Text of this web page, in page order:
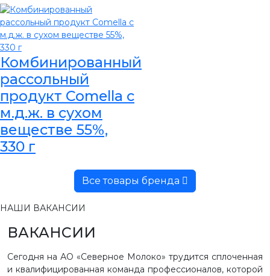
Комбинированный
рассольный
продукт Comella с
м.д.ж. в сухом
веществе 55%,
330 г
Все товары бренда
НАШИ ВАКАНСИИ
ВАКАНСИИ
Сегодня на АО «Северное Молоко» трудится сплоченная
и квалифицированная команда профессионалов, которой